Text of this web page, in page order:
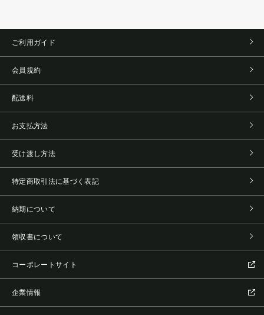
ご利用ガイド
会員規約
配送料
お支払方法
受け渡し方法
特定商取引法に基づく表記
納期について
領収書について
コーポレートサイト
企業情報